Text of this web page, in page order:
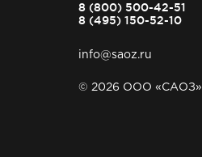
8 (800) 500-42-51
8 (495) 150-52-10
info@saoz.ru
© 2026 ООО «САОЗ»